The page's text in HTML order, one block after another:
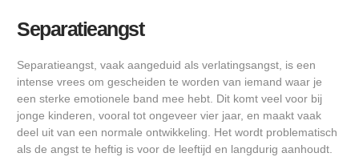
Separatieangst
Separatieangst, vaak aangeduid als verlatingsangst, is een
intense vrees om gescheiden te worden van iemand waar je
een sterke emotionele band mee hebt. Dit komt veel voor bij
jonge kinderen, vooral tot ongeveer vier jaar, en maakt vaak
deel uit van een normale ontwikkeling. Het wordt problematisch
als de angst te heftig is voor de leeftijd en langdurig aanhoudt.